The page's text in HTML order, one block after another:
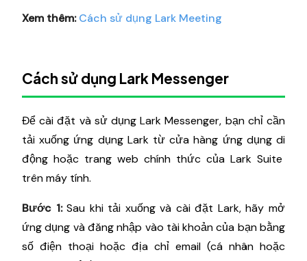
Xem thêm: Cách sử dụng Lark Meeting
Cách sử dụng Lark Messenger
Để cài đặt và sử dụng Lark Messenger, bạn chỉ cần
tải xuống ứng dụng Lark từ cửa hàng ứng dụng di
động hoặc trang web chính thức của Lark Suite
trên máy tính.
Bước 1:Sau khi tải xuống và cài đặt Lark, hãy mở
ứng dụng và đăng nhập vào tài khoản của bạn bằng
số điện thoại hoặc địa chỉ email (cá nhân hoặc